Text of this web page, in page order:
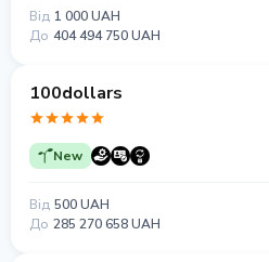
Від 1 000 UAH
До 404 494 750 UAH
100dollars
New
Від 500 UAH
До 285 270 658 UAH